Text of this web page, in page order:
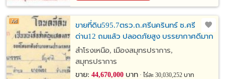
ขายที่ดิน595.7ตรว.ถ.ศรีนครินทร์ ซ.ศรี
ด่าน12 ถมแล้ว ปลอดภัยสูง บรรยากาศดีมาก
ล้อมด้วยหมู่บ้านลดาวัลย์ 3 ด้าน ใกล้สถานีศรี
แบริ่ง รถไฟฟ้าBTS สายสีเหลือง
สำโรงเหนือ, เมืองสมุทรปราการ,
สมุทรปราการ
ขาย: 44,670,000บาท ไร่ละ 30,030,252 บาท